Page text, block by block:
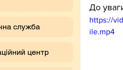
До
https://
ile.mp4
служба
центр